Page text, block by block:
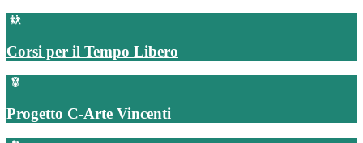
Corsi per il Tempo Libero
Progetto C-Arte Vincenti